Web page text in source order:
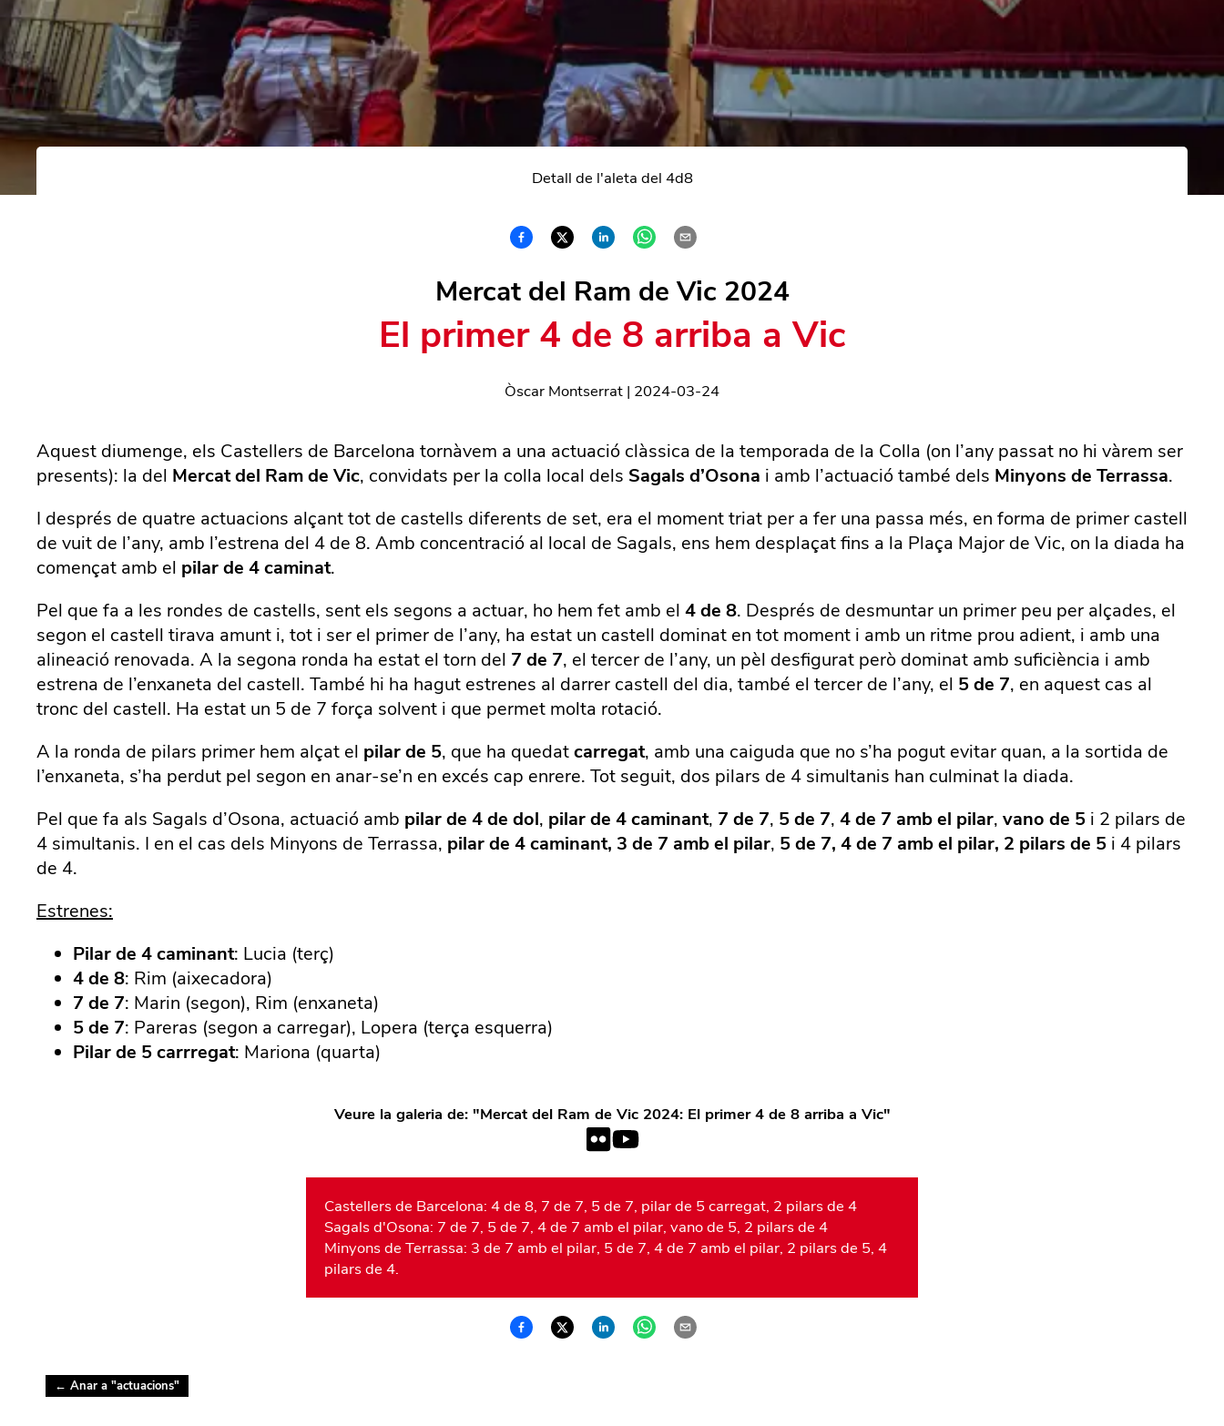
Detall de l'aleta del 4d8
Mercat del Ram de Vic 2024
El primer 4 de 8 arriba a Vic
Òscar Montserrat | 2024-03-24
Aquest diumenge, els Castellers de Barcelona tornàvem a una actuació clàssica de la temporada de la Colla (on l’any passat no hi vàrem ser
presents): la del Mercat del Ram de Vic, convidats per la colla local dels Sagals d’Osona i amb l’actuació també dels Minyons de Terrassa.
I després de quatre actuacions alçant tot de castells diferents de set, era el moment triat per a fer una passa més, en forma de primer castell
de vuit de l’any, amb l’estrena del 4 de 8. Amb concentració al local de Sagals, ens hem desplaçat fins a la Plaça Major de Vic, on la diada ha
començat amb el pilar de 4 caminat.
Pel que fa a les rondes de castells, sent els segons a actuar, ho hem fet amb el 4 de 8. Després de desmuntar un primer peu per alçades, el
segon el castell tirava amunt i, tot i ser el primer de l’any, ha estat un castell dominat en tot moment i amb un ritme prou adient, i amb una
alineació renovada. A la segona ronda ha estat el torn del 7 de 7, el tercer de l’any, un pèl desfigurat però dominat amb suficiència i amb
estrena de l’enxaneta del castell. També hi ha hagut estrenes al darrer castell del dia, també el tercer de l’any, el 5 de 7, en aquest cas al
tronc del castell. Ha estat un 5 de 7 força solvent i que permet molta rotació.
A la ronda de pilars primer hem alçat el pilar de 5, que ha quedatcarregat, amb una caiguda que no s’ha pogut evitar quan, a la sortida de
l’enxaneta, s’ha perdut pel segon en anar-se’n en excés cap enrere. Tot seguit, dos pilars de 4 simultanis han culminat la diada.
Pel que fa als Sagals d’Osona, actuació amb pilar de 4 de dol, pilar de 4 caminant, 7 de 7, 5 de 7, 4 de 7 amb el pilar, vano de 5 i 2 pilars de
4 simultanis. I en el cas dels Minyons de Terrassa, pilar de 4 caminant, 3 de 7 amb el pilar, 5 de 7, 4 de 7 amb el pilar, 2 pilars de 5 i 4 pilars
de 4.
Estrenes:
Pilar de 4 caminant: Lucia (terç)
4 de 8: Rim (aixecadora)
7 de 7: Marin (segon), Rim (enxaneta)
5 de 7: Pareras (segon a carregar), Lopera (terça esquerra)
Pilar de 5 carrregat: Mariona (quarta)
Veure la galeria de: "Mercat del Ram de Vic 2024: El primer 4 de 8 arriba a Vic"
Castellers de Barcelona: 4 de 8, 7 de 7, 5 de 7, pilar de 5 carregat, 2 pilars de 4
Sagals d'Osona: 7 de 7, 5 de 7, 4 de 7 amb el pilar, vano de 5, 2 pilars de 4
Minyons de Terrassa: 3 de 7 amb el pilar, 5 de 7, 4 de 7 amb el pilar, 2 pilars de 5, 4
pilars de 4.
← Anar a "actuacions"